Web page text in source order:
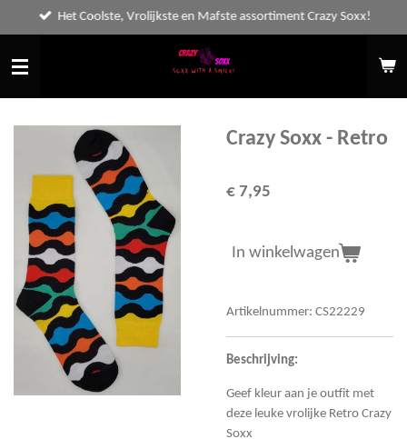
direct
naar
de
hoofdinhoud
Het Coolste, Vrolijkste en Mafste assortiment Crazy Soxx!
Crazy Soxx - Retro
€ 7,95
In winkelwagen
Artikelnummer: CS22229
Beschrijving:
Geef kleur aan je outfit met
deze leuke vrolijke Retro Crazy
Soxx